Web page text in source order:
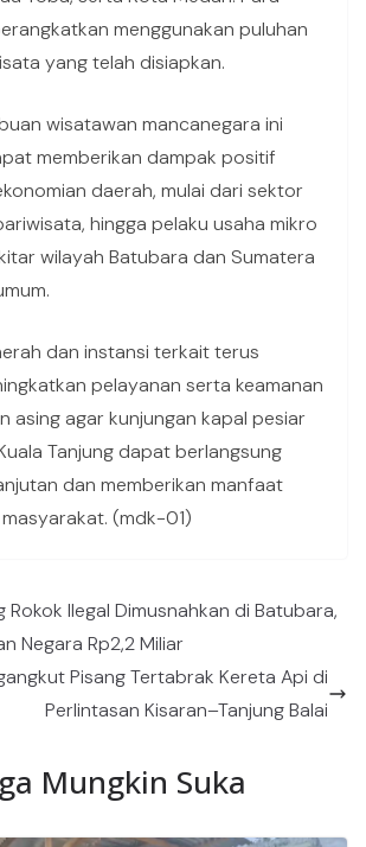
menggunakan puluhan
yang telah disiapkan.
wisatawan mancanegara ini
memberikan dampak positif
daerah, mulai dari sektor
hingga pelaku usaha mikro
wilayah Batubara dan Sumatera
dan instansi terkait terus
pelayanan serta keamanan
asing agar kunjungan kapal pesiar
Tanjung dapat berlangsung
dan memberikan manfaat
(mdk-01)
Rokok Ilegal Dimusnahkan di Batubara,
Negara Rp2,2 Miliar
Pisang Tertabrak Kereta Api di
Perlintasan Kisaran–Tanjung Balai
Mungkin Suka